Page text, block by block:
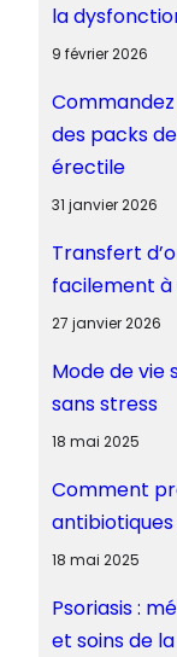
la
9 février 2026
Commandez
des packs
érectile
31 janvier 2026
Transfert
facilement à
27 janvier 2026
Mode de vie
sans stress
18 mai 2025
Comment
18 mai 2025
Psoriasis :
et soins de